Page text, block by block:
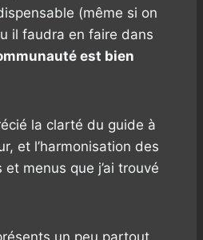
(même si on
il faudra en faire dans
est bien
la clarté du guide à
et l’harmonisation des
menus que j’ai trouvé
un peu partout